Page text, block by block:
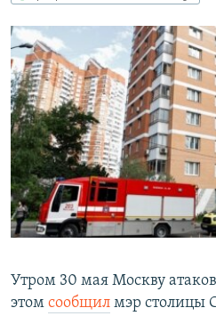
навигации
Вернутся
поиску
IDEL.РЕАЛИИ
КАВКАЗ.РЕАЛИИ
СЕВЕР.РЕАЛИИ
СИБИРЬ.РЕАЛИИ
РАСПИСАНИЕ ВЕЩАНИЯ
ПОДПИШИТЕСЬ НА
СОЦИАЛЬНЫЕ СЕТИ
Утром 30 мая Москву
этом сообщил мэр столицы